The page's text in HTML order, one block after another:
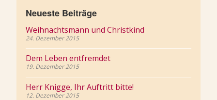
Neueste Beiträge
Weihnachtsmann und Christkind
24. Dezember 2015
Dem Leben entfremdet
19. Dezember 2015
Herr Knigge, Ihr Auftritt bitte!
12. Dezember 2015